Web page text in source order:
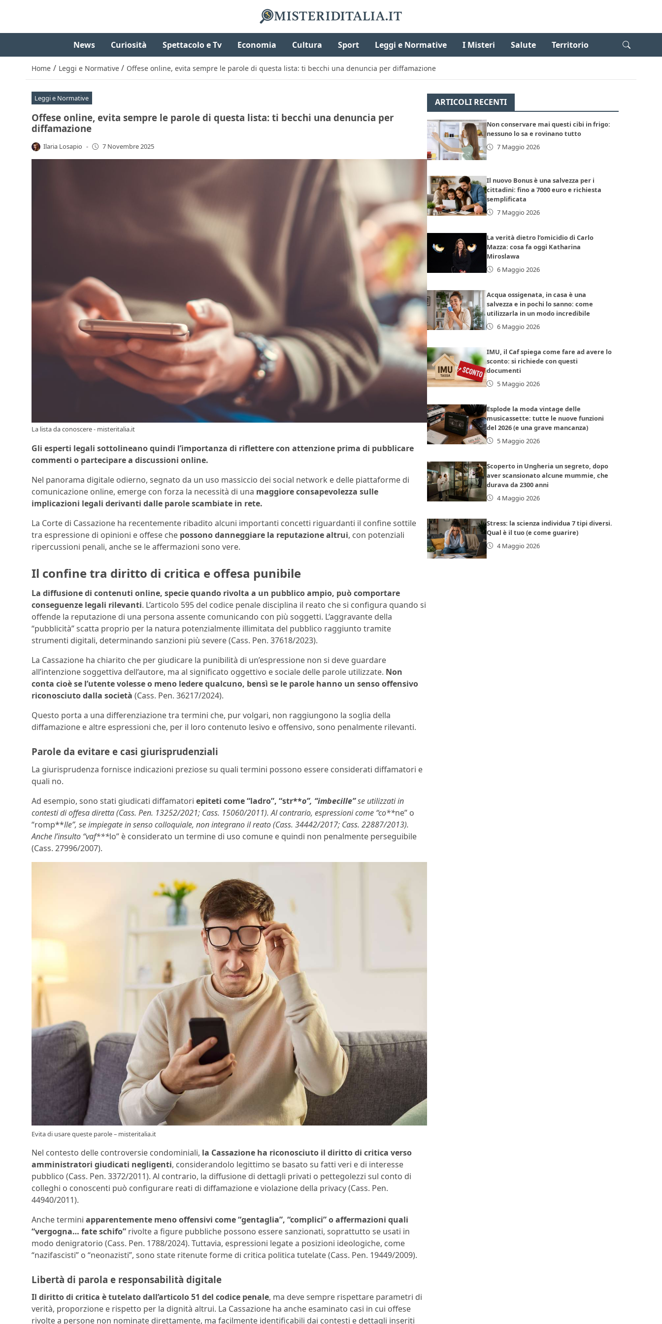
News Curiosità Spettacolo e Tv Economia Cultura Sport Leggi e Normative I Misteri Salute Territorio
Home / Leggi e Normative / Offese online, evita sempre le parole di questa lista: ti becchi una denuncia per diffamazione
Leggi e Normative
Offese online, evita sempre le parole di questa lista: ti becchi una denuncia per
diffamazione
Ilaria Losapio - 7 Novembre 2025
La lista da conoscere - misteritalia.it
Gli esperti legali sottolineano quindi l’importanza di riflettere con attenzione prima di pubblicare
commenti o partecipare a discussioni online.
Nel panorama digitale odierno, segnato da un uso massiccio dei social network e delle piattaforme di
comunicazione online, emerge con forza la necessità di una maggiore consapevolezza sulle
implicazioni legali derivanti dalle parole scambiate in rete.
La Corte di Cassazione ha recentemente ribadito alcuni importanti concetti riguardanti il confine sottile
tra espressione di opinioni e offese che possono danneggiare la reputazione altrui, con potenziali
ripercussioni penali, anche se le affermazioni sono vere.
Il confine tra diritto di critica e offesa punibile
La diffusione di contenuti online, specie quando rivolta a un pubblico ampio, può comportare
conseguenze legali rilevanti. L’articolo 595 del codice penale disciplina il reato che si configura quando si
offende la reputazione di una persona assente comunicando con più soggetti. L’aggravante della
“pubblicità” scatta proprio per la natura potenzialmente illimitata del pubblico raggiunto tramite
strumenti digitali, determinando sanzioni più severe (Cass. Pen. 37618/2023).
La Cassazione ha chiarito che per giudicare la punibilità di un’espressione non si deve guardare
all’intenzione soggettiva dell’autore, ma al significato oggettivo e sociale delle parole utilizzate. Non
conta cioè se l’utente volesse o meno ledere qualcuno, bensì se le parole hanno un senso offensivo
riconosciuto dalla società (Cass. Pen. 36217/2024).
Questo porta a una differenziazione tra termini che, pur volgari, non raggiungono la soglia della
diffamazione e altre espressioni che, per il loro contenuto lesivo e offensivo, sono penalmente rilevanti.
Parole da evitare e casi giurisprudenziali
La giurisprudenza fornisce indicazioni preziose su quali termini possono essere considerati diffamatori e
quali no.
Ad esempio, sono stati giudicati diffamatori epiteti come “ladro”, “str**o”, “imbecille”se utilizzati in
contesti di offesa diretta (Cass. Pen. 13252/2021; Cass. 15060/2011). Al contrario, espressioni come “co**ne” o
“romp**lle”, se impiegate in senso colloquiale, non integrano il reato (Cass. 34442/2017; Cass. 22887/2013).
Anche l’insulto “vaf***lo” è considerato un termine di uso comune e quindi non penalmente perseguibile
(Cass. 27996/2007).
Evita di usare queste parole – misteritalia.it
Nel contesto delle controversie condominiali, la Cassazione ha riconosciuto il diritto di critica verso
amministratori giudicati negligenti, considerandolo legittimo se basato su fatti veri e di interesse
pubblico (Cass. Pen. 3372/2011). Al contrario, la diffusione di dettagli privati o pettegolezzi sul conto di
colleghi o conoscenti può configurare reati di diffamazione e violazione della privacy (Cass. Pen.
44940/2011).
Anche termini apparentemente meno offensivi come “gentaglia”, “complici” o affermazioni quali
“vergogna… fate schifo” rivolte a figure pubbliche possono essere sanzionati, soprattutto se usati in
modo denigratorio (Cass. Pen. 1788/2024). Tuttavia, espressioni legate a posizioni ideologiche, come
“nazifascisti” o “neonazisti”, sono state ritenute forme di critica politica tutelate (Cass. Pen. 19449/2009).
Libertà di parola e responsabilità digitale
Il diritto di critica è tutelato dall’articolo 51 del codice penale, ma deve sempre rispettare parametri di
verità, proporzione e rispetto per la dignità altrui. La Cassazione ha anche esaminato casi in cui offese
rivolte a persone non nominate direttamente, ma facilmente identificabili dai contesti e dettagli inseriti
ARTICOLI RECENTI
Non conservare mai questi cibi in frigo:
nessuno lo sa e rovinano tutto
7 Maggio 2026
Il nuovo Bonus è una salvezza per i
cittadini: fino a 7000 euro e richiesta
semplificata
7 Maggio 2026
La verità dietro l’omicidio di Carlo
Mazza: cosa fa oggi Katharina
Miroslawa
6 Maggio 2026
Acqua ossigenata, in casa è una
salvezza e in pochi lo sanno: come
utilizzarla in un modo incredibile
6 Maggio 2026
IMU, il Caf spiega come fare ad avere lo
sconto: si richiede con questi
documenti
5 Maggio 2026
Esplode la moda vintage delle
musicassette: tutte le nuove funzioni
del 2026 (e una grave mancanza)
5 Maggio 2026
Scoperto in Ungheria un segreto, dopo
aver scansionato alcune mummie, che
durava da 2300 anni
4 Maggio 2026
Stress: la scienza individua 7 tipi diversi.
Qual è il tuo (e come guarire)
4 Maggio 2026